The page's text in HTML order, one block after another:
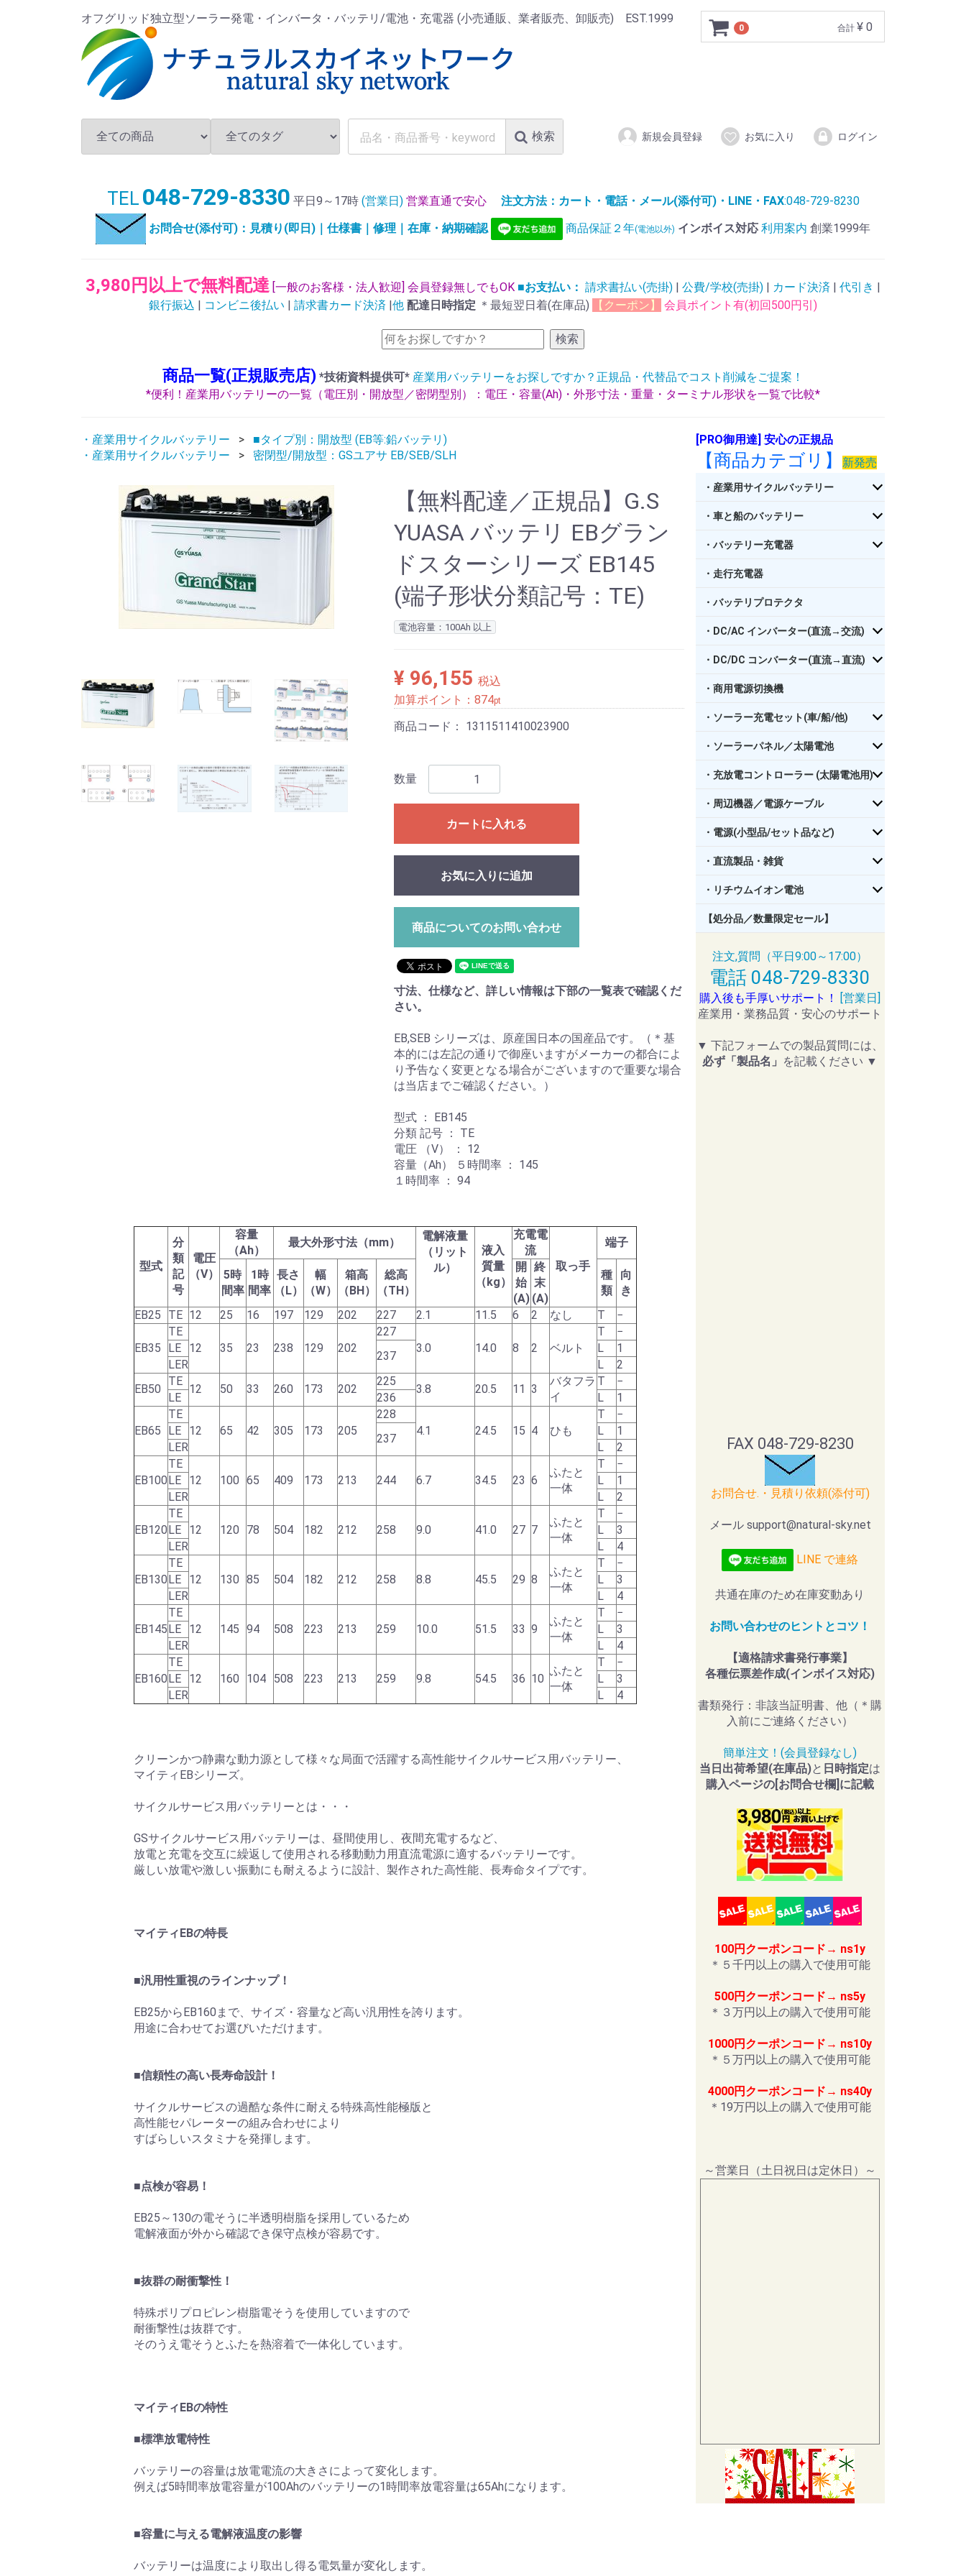
オフグリッド独立型ソーラー発電・インバータ・バッテリ/電池・充電器 (小売通販、業者販売、卸販売) EST.1999
0 合計 ¥ 0
検索 新規会員登録 お気に入り ログイン
TEL 048-729-8330 平日9～17時(営業日) 営業直通で安心 注文方法：カート・電話・メール(添付可)・LINE・FAX:048-729-8230
お問合せ(添付可)：見積り(即日)｜仕様書｜修理｜在庫・納期確認
商品保証２年(電池以外) インボイス対応 利用案内 創業1999年
3,980円以上で無料配達 [一般のお客様・法人歓迎] 会員登録無しでもOK ■お支払い： 請求書払い(売掛) | 公費/学校(売掛) | カード決済 | 代引き |
銀行振込 | コンビニ後払い | 請求書カード決済 |他 配達日時指定 ＊最短翌日着(在庫品) 【クーポン】 会員ポイント有(初回500円引)
検索
商品一覧(正規販売店) *技術資料提供可* 産業用バッテリーをお探しですか？正規品・代替品でコスト削減をご提案！
*便利！産業用バッテリーの一覧（電圧別・開放型／密閉型別）：電圧・容量(Ah)・外形寸法・重量・ターミナル形状を一覧で比較*
・産業用サイクルバッテリー
■タイプ別：開放型 (EB等:鉛バッテリ)
・産業用サイクルバッテリー
密閉型/開放型：GSユアサ EB/SEB/SLH
【無料配達／正規品】G.S
YUASA バッテリ EBグラン
ドスターシリーズ EB145
(端子形状分類記号：TE)
電池容量：100Ah 以上
¥ 96,155 税込
加算ポイント：874pt
商品コード： 1311511410023900
数量
カートに入れる
お気に入りに追加
商品についてのお問い合わせ
寸法、仕様など、詳しい情報は下部の一覧表で確認くだ
さい。
EB,SEB シリーズは、原産国日本の国産品です。（＊基
本的には左記の通りで御座いますがメーカーの都合によ
り予告なく変更となる場合がございますので重要な場合
は当店までご確認ください。）
型式 ： EB145
分類 記号 ： TE
電圧 （V） ： 12
容量（Ah） ５時間率 ： 145
１時間率 ： 94
型式
分
類
記
号
電圧
（V）
容量
（Ah）
最大外形寸法（mm）
電解液量
（リット
ル）
液入
質量
（kg）
充電電
流
取っ手
端子
5時
間率
1時
間率
長さ
（L）
幅
（W）
箱高
（BH）
総高
（TH）
開
始
(A)
終
末
(A)
種
類
向
き
EB25
TE 12 25 16 197 129 202 227 2.1 11.5 6 2 なし T −
EB35
TE
12
35 23 238 129 202
227
3.0
14.0 8 2 ベルト
T
−
LE
237
L
1
LER
L
2
EB50
TE
12 50 33 260 173 202
225
3.8 20.5 11 3
バタフラ
イ
T
−
LE
236 L 1
EB65
TE
12
65 42 305 173 205
228
4.1
24.5 15 4 ひも
T
−
LE
237
L
1
LER
L 2
EB100
TE
12
100 65 409 173 213 244 6.7 34.5 23 6
ふたと
一体
T
−
LE
L
1
LER
L 2
EB120
TE
12
120 78 504 182 212 258 9.0 41.0 27 7
ふたと
一体
T
−
LE
L
3
LER
L 4
EB130
TE
12
130 85 504 182 212 258 8.8 45.5 29 8
ふたと
一体
T
−
LE
L
3
LER
L 4
EB145
TE
12
145 94 508 223 213 259 10.0 51.5 33 9
ふたと
一体
T
−
LE
L
3
LER
L 4
EB160
TE
12
160 104 508 223 213 259 9.8 54.5 36 10
ふたと
一体
T
−
LE
L
3
LER
L 4
クリーンかつ静粛な動力源として様々な局面で活躍する高性能サイクルサービス用バッテリー、
マイティEBシリーズ。
サイクルサービス用バッテリーとは・・・
GSサイクルサービス用バッテリーは、昼間使用し、夜間充電するなど、
放電と充電を交互に繰返して使用される移動動力用直流電源に適するバッテリーです。
厳しい放電や激しい振動にも耐えるように設計、製作された高性能、長寿命タイプです。
マイティEBの特長
■汎用性重視のラインナップ！
EB25からEB160まで、サイズ・容量など高い汎用性を誇ります。
用途に合わせてお選びいただけます。
■信頼性の高い長寿命設計！
サイクルサービスの過酷な条件に耐える特殊高性能極版と
高性能セパレーターの組み合わせにより
すばらしいスタミナを発揮します。
■点検が容易！
EB25～130の電そうに半透明樹脂を採用しているため
電解液面が外から確認でき保守点検が容易です。
■抜群の耐衝撃性！
特殊ポリプロピレン樹脂電そうを使用していますので
耐衝撃性は抜群です。
そのうえ電そうとふたを熱溶着で一体化しています。
マイティEBの特性
■標準放電特性
バッテリーの容量は放電電流の大きさによって変化します。
例えば5時間率放電容量が100Ahのバッテリーの1時間率放電容量は65Ahになります。
■容量に与える電解液温度の影響
バッテリーは温度により取出し得る電気量が変化します。
[PRO御用達] 安心の正規品
【商品カテゴリ】 新発売
・産業用サイクルバッテリー
・車と船のバッテリー
・バッテリー充電器
・走行充電器
・バッテリプロテクタ
・DC/AC インバーター(直流→交流)
・DC/DC コンバーター(直流→直流)
・商用電源切換機
・ソーラー充電セット(車/船/他)
・ソーラーパネル／太陽電池
・充放電コントローラー (太陽電池用)
・周辺機器／電源ケーブル
・電源(小型品/セット品など)
・直流製品・雑貨
・リチウムイオン電池
【処分品／数量限定セール】
注文,質問（平日9:00～17:00）
電話 048-729-8330
購入後も手厚いサポート！
[営業日]
産業用・業務品質・安心のサポート
▼ 下記フォームでの製品質問には、
必ず「製品名」 を記載ください ▼
FAX 048-729-8230
お問合せ.・見積り依頼(添付可)
メール support@natural-sky.net
LINE で連絡
共通在庫のため在庫変動あり
お問い合わせのヒントとコツ！
【適格請求書発行事業】
各種伝票差作成(インボイス対応)
書類発行：非該当証明書、他（＊購
入前にご連絡ください）
簡単注文！(会員登録なし)
当日出荷希望(在庫品)と 日時指定は
購入ページの[お問合せ欄]に記載
100円クーポンコード→ ns1y
＊５千円以上の購入で使用可能
500円クーポンコード→ ns5y
＊３万円以上の購入で使用可能
1000円クーポンコード→ ns10y
＊５万円以上の購入で使用可能
4000円クーポンコード→ ns40y
＊19万円以上の購入で使用可能
～営業日（土日祝日は定休日）～